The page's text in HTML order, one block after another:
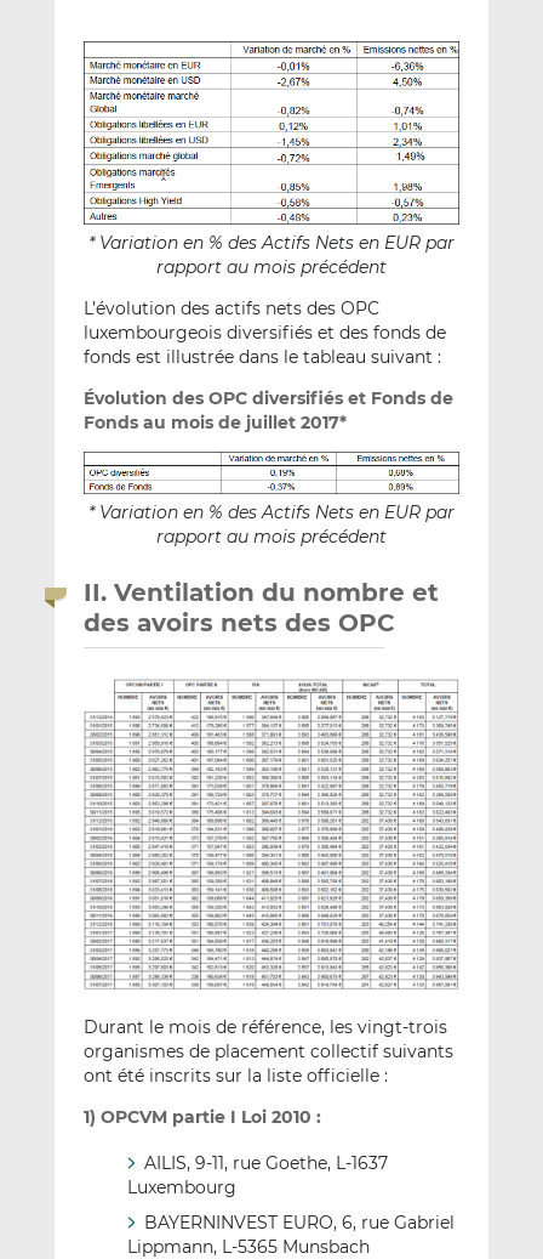
* Variation en % des Actifs Nets en EUR par
rapport au mois précédent
L’évolution des actifs nets des OPC
luxembourgeois diversifiés et des fonds de
fonds est illustrée dans le tableau suivant :
Évolution des OPC diversifiés et Fonds de
Fonds au mois de juillet 2017*
* Variation en % des Actifs Nets en EUR par
rapport au mois précédent
II. Ventilation du nombre et
des avoirs nets des OPC
Durant le mois de référence, les vingt-trois
organismes de placement collectif suivants
ont été inscrits sur la liste officielle :
1) OPCVM partie I Loi 2010 :
AILIS, 9-11, rue Goethe, L-1637
Luxembourg
BAYERNINVEST EURO, 6, rue Gabriel
Lippmann, L-5365 Munsbach